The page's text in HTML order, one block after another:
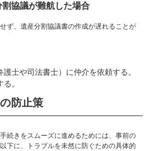
協議が難航した場合
ず、遺産分割協議書の作成が遅れることが
士や司法書士）に仲介を依頼する。
。
の防止策
続きをスムーズに進めるためには、事前の
下に、トラブルを未然に防ぐための具体的